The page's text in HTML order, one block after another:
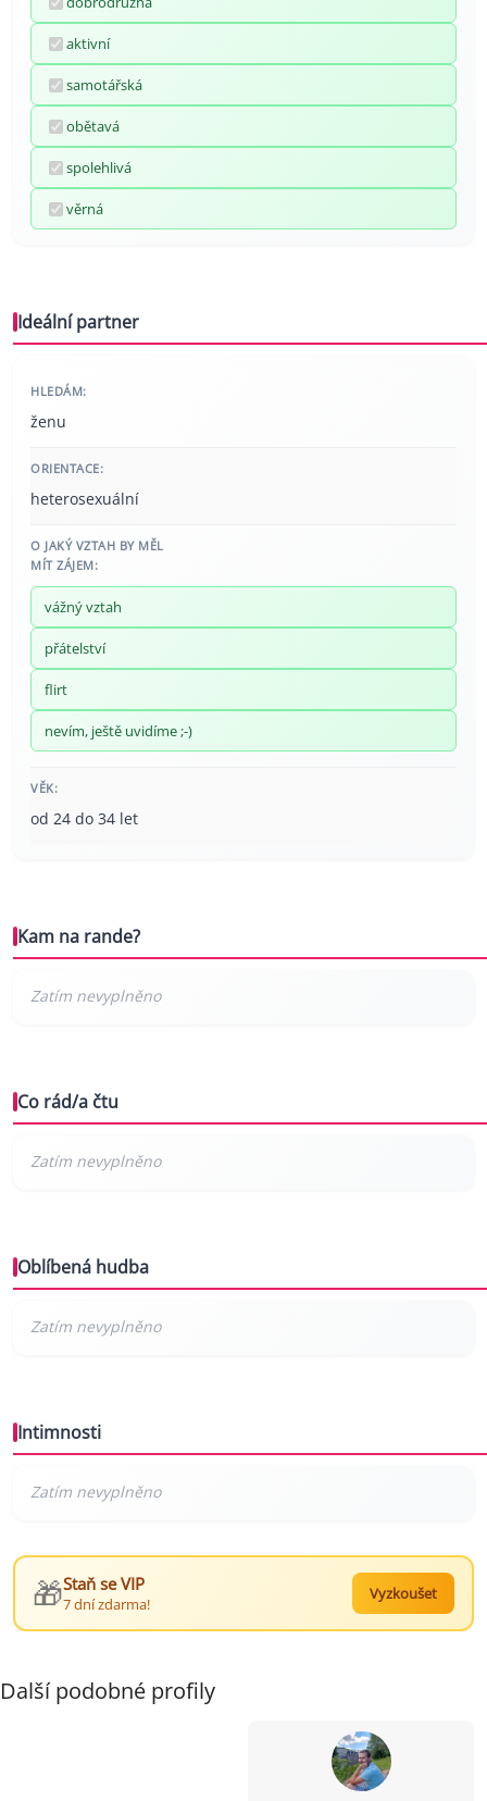
aktivní
samotářská
obětavá
spolehlivá
věrná
Ideální partner
HLEDÁM:
ženu
ORIENTACE:
heterosexuální
O JAKÝ VZTAH BY MĚL
MÍT ZÁJEM:
vážný vztah
přátelství
flirt
nevím, ještě uvidíme ;-)
VĚK:
od 24 do 34 let
Kam na rande?
Co rád/a čtu
Oblíbená hudba
Intimnosti
🎁Staň se VIP
7 dní zdarma!
Vyzkoušet
Další podobné profily